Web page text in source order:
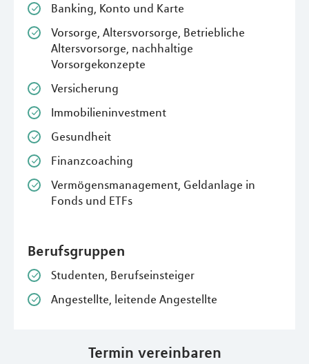
Banking, Konto und Karte
Vorsorge, Altersvorsorge, Betriebliche
Altersvorsorge, nachhaltige
Vorsorgekonzepte
Versicherung
Immobilieninvestment
Gesundheit
Finanzcoaching
Vermögensmanagement, Geldanlage in
Fonds und ETFs
Berufsgruppen
Studenten, Berufseinsteiger
Angestellte, leitende Angestellte
Termin vereinbaren